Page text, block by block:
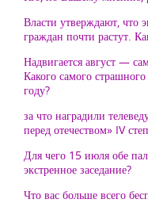
Власти утверждают, что
граждан почти растут.
Надвигается август —
Какого самого
году?
за что наградили
перед отечеством» IV
Для чего 15 июля обе
экстренное заседание?
Что вас больше всего